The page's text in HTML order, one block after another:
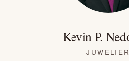
Kevin P.
JUWELIER